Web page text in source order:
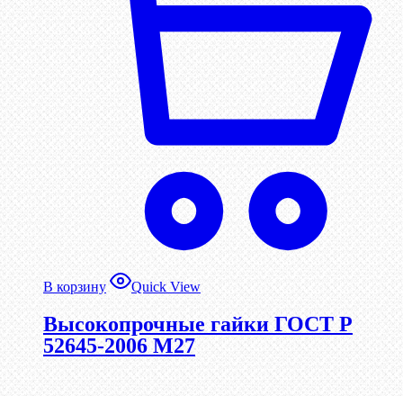
В корзину Quick View
Высокопрочные гайки ГОСТ Р
52645-2006 М27